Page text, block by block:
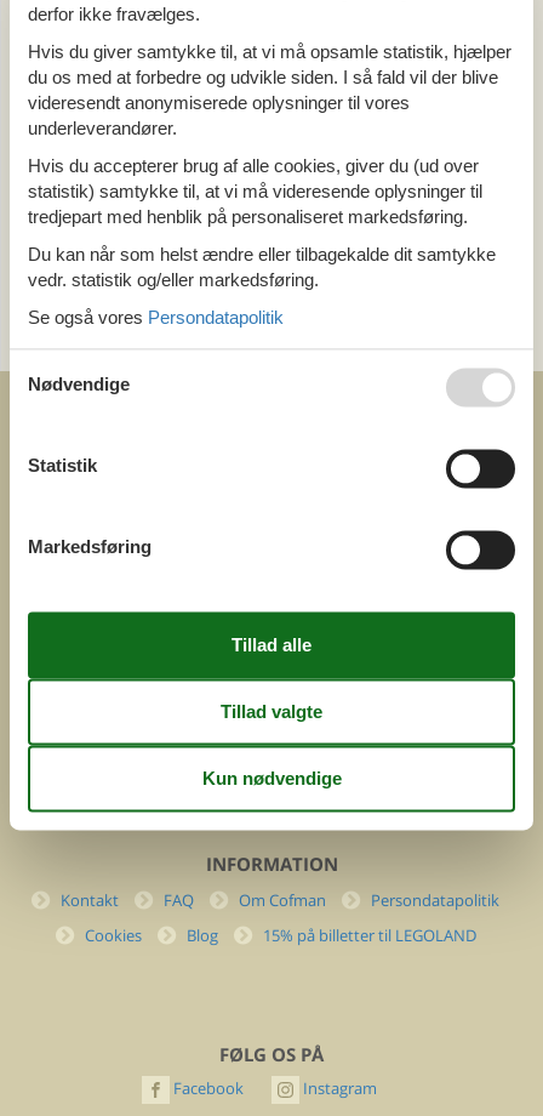
Område
Alle
Holland
Drenthe
Tema
Alle
Last minute
Kategori
Alle
DK-7400 Herning
Cofman.com
Momsnr.: DK26347688
(+45) 7877 0427
INFORMATION
Kontakt FAQ Om Cofman
Persondatapolitik
Cookies
Blog 15% på billetter til LEGOLAND
FØLG OS PÅ
Facebook Instagram
derfor ikke fravælges.
Hvis du giver samtykke til, at vi må opsamle statistik, hjælper
du os med at forbedre og udvikle siden. I så fald vil der blive
videresendt anonymiserede oplysninger til vores
underleverandører.
Hvis du accepterer brug af alle cookies, giver du (ud over
statistik) samtykke til, at vi må videresende oplysninger til
tredjepart med henblik på personaliseret markedsføring.
Du kan når som helst ændre eller tilbagekalde dit samtykke
vedr. statistik og/eller markedsføring.
Se også vores Persondatapolitik
Nødvendige
Statistik
Markedsføring